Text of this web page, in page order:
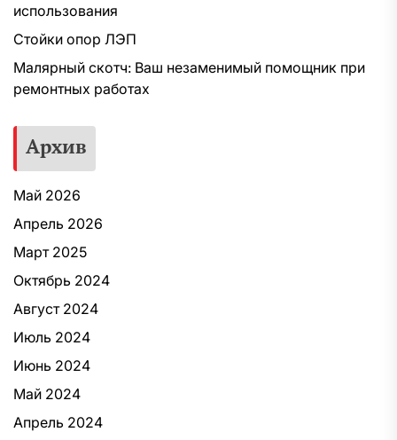
использования
Стойки опор ЛЭП
Малярный скотч: Ваш незаменимый помощник при
ремонтных работах
Архив
Май 2026
Апрель 2026
Март 2025
Октябрь 2024
Август 2024
Июль 2024
Июнь 2024
Май 2024
Апрель 2024